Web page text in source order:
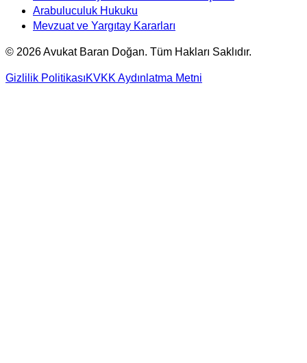
Arabuluculuk Hukuku
Mevzuat ve Yargıtay Kararları
© 2026Avukat Baran Doğan. Tüm Hakları Saklıdır.
Gizlilik PolitikasıKVKK Aydınlatma Metni